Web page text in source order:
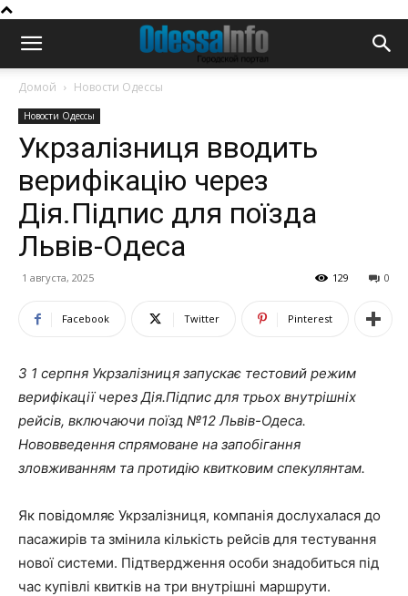
Домой Новости Одессы
Новости Одессы
Укрзалізниця вводить
верифікацію через
Дія.Підпис для поїзда
Львів-Одеса
1 августа, 2025 0
129
Facebook Twitter Pinterest
З 1 серпня Укрзалізниця запускає тестовий режим
верифікації через Дія.Підпис для трьох внутрішніх
рейсів, включаючи поїзд №12 Львів-Одеса.
Нововведення спрямоване на запобігання
зловживанням та протидію квитковим спекулянтам.
Як повідомляє Укрзалізниця, компанія дослухалася до
пасажирів та змінила кількість рейсів для тестування
нової системи. Підтвердження особи знадобиться під
час купівлі квитків на три внутрішні маршрути.